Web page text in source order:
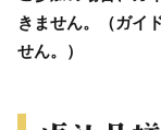
きません。（ガイ
せん。）